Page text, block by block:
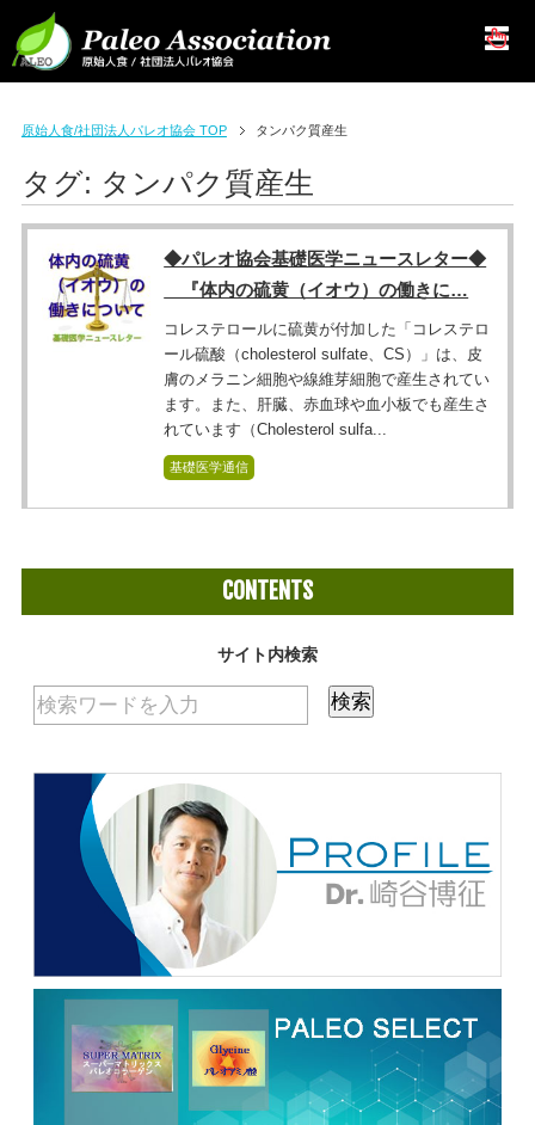
原始人食/社団法人パレオ協会 TOP タンパク質産生
タグ: タンパク質産生
◆パレオ協会基礎医学ニュースレター◆
『体内の硫黄（イオウ）の働きに…
コレステロールに硫黄が付加した「コレステロ
ール硫酸（cholesterol sulfate、CS）」は、皮
膚のメラニン細胞や線維芽細胞で産生されてい
ます。また、肝臓、赤血球や血小板でも産生さ
れています（Cholesterol sulfa...
基礎医学通信
CONTENTS
サイト内検索